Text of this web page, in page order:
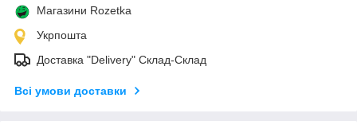
Магазини Rozetka
Укрпошта
Доставка "Delivery" Склад-Склад
Всі умови доставки